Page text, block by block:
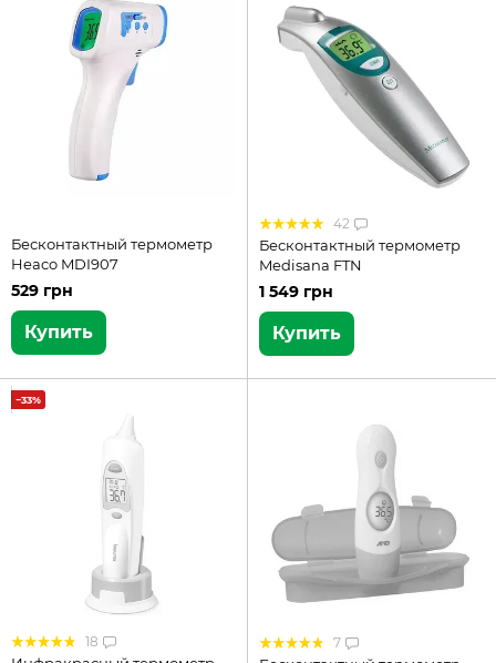
Бесконтактный термометр
Heaco MDI907
529 грн
Купить
42
Бесконтактный термометр
Medisana FTN
1 549 грн
Купить
−33%
18 7